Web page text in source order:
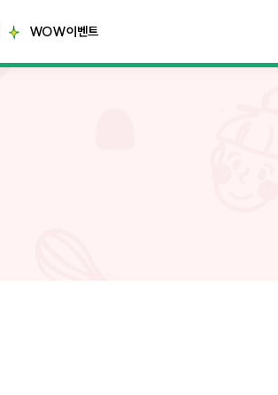
WOW이벤트